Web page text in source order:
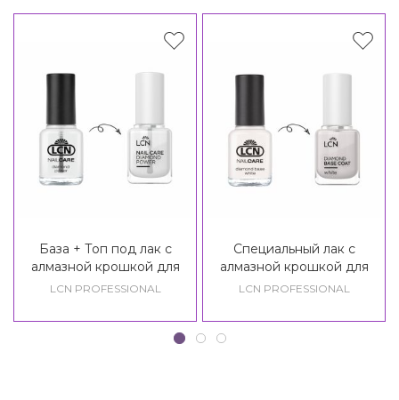
База + Топ под лак с
алмазной крошкой для
укрепления ногтей LCN
LCN PROFESSIONAL
Специальный лак с
алмазной крошкой для
укрепления ногтей белый
Care White
LCN PROFESSIONAL